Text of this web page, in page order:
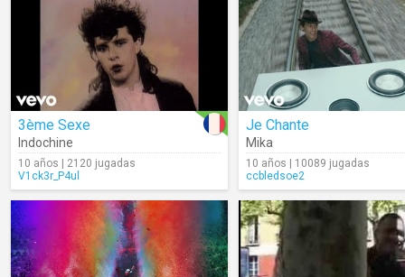
3ème Sexe
Indochine
10 años | 2120 jugadas
V1ck3r_P4ul
Je Chante
Mika
10 años | 10089 jugadas
ccbledsoe2